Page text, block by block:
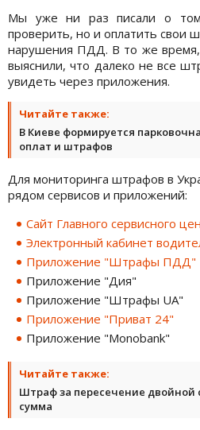
Мы уже ни раз писали о
проверить, но и оплатить свои
нарушения ПДД. В то же время,
выяснили, что далеко не все
увидеть через приложения.
Читайте также:
В Киеве формируется
оплат и штрафов
Для мониторинга штрафов в
рядом сервисов и приложений:
Сайт Главного сервисного
Электронный кабинет
Приложение "Штрафы ПДД"
Приложение "Дия"
Приложение "Штрафы UA"
Приложение "Приват 24"
Приложение "Monobank"
Читайте также:
Штраф за пересечение двойной
сумма